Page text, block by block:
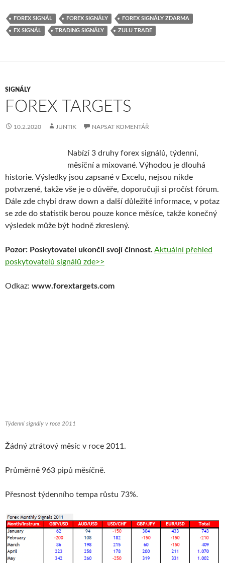
FOREX SIGNÁL FOREX SIGNÁLY FOREX SIGNÁLY ZDARMA
FX SIGNÁL TRADING SIGNÁLY ZULU TRADE
SIGNÁLY
FOREX TARGETS
10.2.2020 JUNTIK NAPSAT KOMENTÁŘ
Nabízí 3 druhy forex signálů, týdenní,
měsíční a mixované. Výhodou je dlouhá
historie. Výsledky jsou zapsané v Excelu, nejsou nikde
potvrzené, takže vše je o důvěře, doporučuji si pročíst fórum.
Dále zde chybí draw down a další důležité informace, v potaz
se zde do statistik berou pouze konce měsíce, takže konečný
výsledek může být hodně zkreslený.
Pozor: Poskytovatel ukončil svojí činnost. Aktuální přehled
poskytovatelů signálů zde>>
Odkaz: www.forextargets.com
Týdenní signály v roce 2011
Žádný ztrátový měsíc v roce 2011.
Průměrně 963 pipů měsíčně.
Přesnost týdenního tempa růstu 73%.